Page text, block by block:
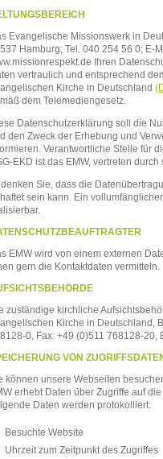
Evangelische Missionswerk in
Hamburg; Tel. 040 254 56 0; E-
Ihren
vertraulich und entsprechend
Kirche in Deutschland
dem Telemediengesetz.
Datenschutzerklärung soll die
den Zweck der Erhebung und
Verantwortliche Stelle für
-EKD ist das EMW, vertreten durch
Sie, dass die
sein kann. Ein
EMW wird von einem externen
gern die Kontaktdaten vermitteln.
zuständige kirchliche
Kirche in Deutschland,
0, Fax: +49 (0)511 768128-20,
VON
können unsere Webseiten
erhebt Daten über Zugriffe auf
Daten werden protokolliert:
Besuchte Website
Uhrzeit zum Zeitpunkt des Zugriffes